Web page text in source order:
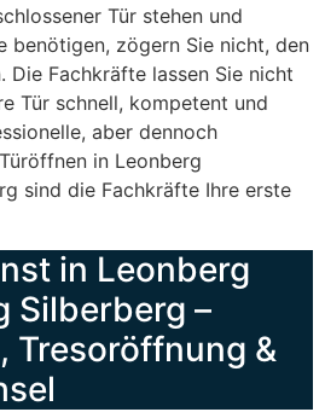
Tür stehen und
benötigen, zögern Sie nicht, den
Die Fachkräfte lassen Sie nicht
Tür schnell, kompetent und
aber dennoch
in Leonberg
sind die Fachkräfte Ihre erste
in Leonberg
Silberberg –
Tresoröffnung &